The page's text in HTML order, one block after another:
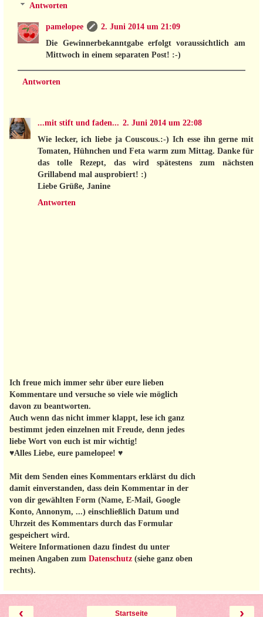
Antworten
pamelopee
2. Juni 2014 um 21:09
Die Gewinnerbekanntgabe erfolgt voraussichtlich am
Mittwoch in einem separaten Post! :-)
Antworten
...mit stift und faden... 2. Juni 2014 um 22:08
Wie lecker, ich liebe ja Couscous.:-) Ich esse ihn gerne mit
Tomaten, Hühnchen und Feta warm zum Mittag. Danke für
das tolle Rezept, das wird spätestens zum nächsten
Grillabend mal ausprobiert! :)
Liebe Grüße, Janine
Antworten
Ich freue mich immer sehr über eure lieben
Kommentare und versuche so viele wie möglich
davon zu beantworten.
Auch wenn das nicht immer klappt, lese ich ganz
bestimmt jeden einzelnen mit Freude, denn jedes
liebe Wort von euch ist mir wichtig!
♥Alles Liebe, eure pamelopee! ♥
Mit dem Senden eines Kommentars erklärst du dich
damit einverstanden, dass dein Kommentar in der
von dir gewählten Form (Name, E-Mail, Google
Konto, Annonym, ...) einschließlich Datum und
Uhrzeit des Kommentars durch das Formular
gespeichert wird.
Weitere Informationen dazu findest du unter
meinen Angaben zum Datenschutz (siehe ganz oben
rechts).
‹ ›
Startseite